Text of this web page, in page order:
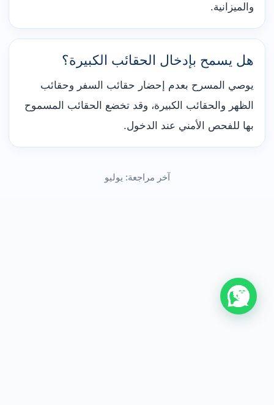
والميزانية.
هل يسمح بإدخال الحقائب الكبيرة؟
يوصي المسرح بعدم إحضار حقائب السفر وحقائب
الظهر والحقائب الكبيرة، وقد تخضع الحقائب المسموح
بها للفحص الأمني عند الدخول.
آخر مراجعة: يوليو